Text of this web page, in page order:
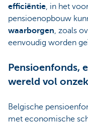
efficiëntie, in het
pensioenopbouw
waarborgen, zoals
eenvoudig worden
Pensioenfonds,
wereld vol
Belgische
met economische